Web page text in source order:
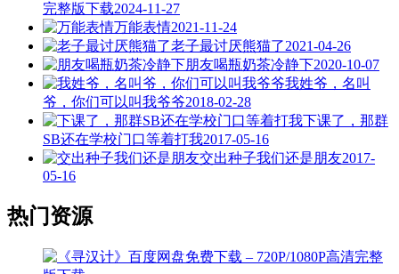
完整版下载2024-11-27
万能表情2021-11-24
老子最讨厌熊猫了2021-04-26
朋友喝瓶奶茶冷静下2020-10-07
我姓爷，名叫
爷，你们可以叫我爷爷2018-02-28
下课了，那群
SB还在学校门口等着打我2017-05-16
交出种子我们还是朋友2017-
05-16
热门资源